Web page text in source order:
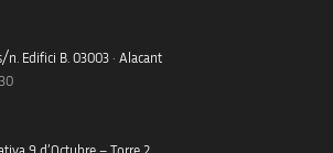
n. Edifici B. 03003 · Alacant